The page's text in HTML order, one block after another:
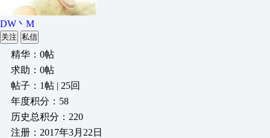
DW丶M
关注 私信
精华：0帖
求助：0帖
帖子：1帖 | 25回
年度积分：58
历史总积分：220
注册：2017年3月22日